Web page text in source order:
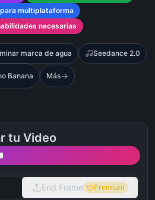
multiplataforma
necesarias
marca de agua Seedance 2.0
Banana Más→
tu Video
End Frame Premium